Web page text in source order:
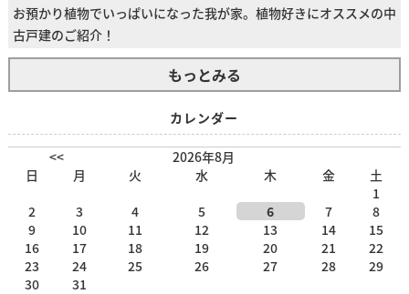
お預かり植物でいっぱいになった我が家。植物好きにオススメの中
古戸建のご紹介！
もっとみる
カレンダー
<<
2026年8月
日
月 火 水 木 金
土
1
2
3 4 5 6 7
8
9
10 11 12 13 14
15
16
17 18 19 20 21
22
23
24 25 26 27 28
29
30
31